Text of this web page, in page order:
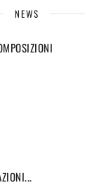
NEWS